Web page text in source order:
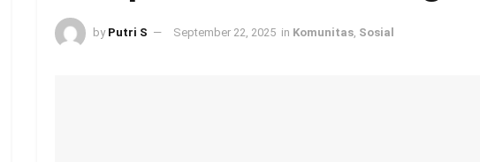
by Putri S September 22, 2025 in Komunitas, Sosial